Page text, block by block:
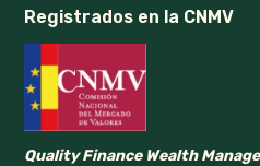
Registrados en la CNMV
Quality Finance Wealth